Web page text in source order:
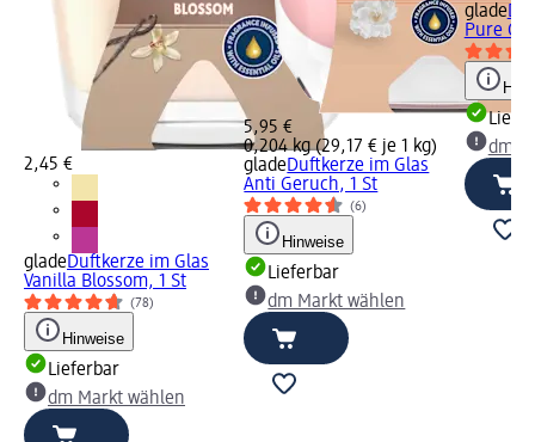
2,45 €
gladeDuftkerze im Glas
Vanilla Blossom, 1 St
(78)
Hinweise
Lieferbar
dm Markt wählen
5,95 €
0,204 kg (29,17 € je 1 kg)
gladeDuftkerze im Glas
Anti Geruch, 1 St
(6)
Hinweise
Lieferbar
dm Markt wählen
glade
Pure
dm